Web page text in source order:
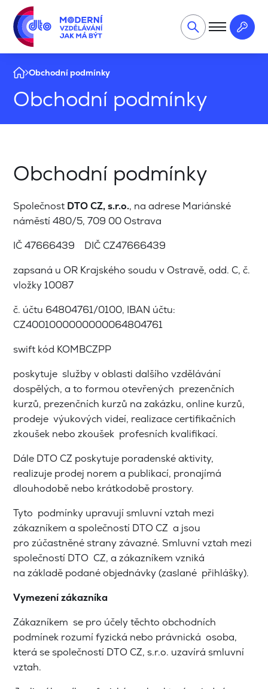
Obchodní podmínky
Obchodní podmínky
Obchodní podmínky
Společnost DTO CZ, s.r.o., na adrese Mariánské
náměstí 480/5, 709 00 Ostrava
IČ 47666439 DIČ CZ47666439
zapsaná u OR Krajského soudu v Ostravě, odd. C, č.
vložky 10087
č. účtu 64804761/0100, IBAN účtu:
CZ4001000000000064804761
swift kód KOMBCZPP
poskytuje služby v oblasti dalšího vzdělávání
dospělých, a to formou otevřených prezenčních
kurzů, prezenčních kurzů na zakázku, online kurzů,
prodeje výukových videí, realizace certifikačních
zkoušek nebo zkoušek profesních kvalifikací.
Dále DTO CZ poskytuje poradenské aktivity,
realizuje prodej norem a publikací, pronajímá
dlouhodobě nebo krátkodobě prostory.
Tyto podmínky upravují smluvní vztah mezi
zákazníkem a společností DTO CZ a jsou
pro zúčastněné strany závazné. Smluvní vztah mezi
společností DTO CZ, a zákazníkem vzniká
na základě podané objednávky (zaslané přihlášky).
Vymezení zákazníka
Zákazníkem se pro účely těchto obchodních
podmínek rozumí fyzická nebo právnická osoba,
která se společností DTO CZ, s.r.o. uzavírá smluvní
vztah.